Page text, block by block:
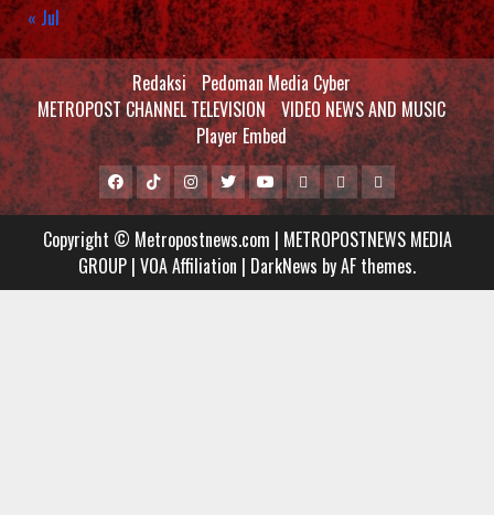
« Jul
Redaksi Pedoman Media Cyber
METROPOST CHANNEL TELEVISION VIDEO NEWS AND MUSIC
Player Embed
Facebook
Tiktok
Metropostnews
Media
Group
Instagram
TwitterYoutubeMCTVVIDEO
NEWS
AND
MUSIC
Player
Embed
Copyright © Metropostnews.com | METROPOSTNEWS MEDIA
GROUP | VOA Affiliation | DarkNews by AF themes.